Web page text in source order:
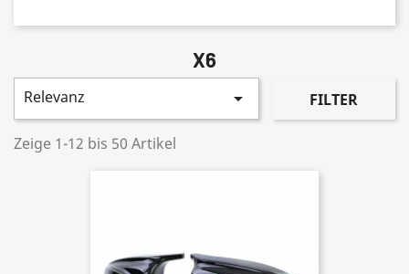
X6
Relevanz  FILTER
Zeige 1-12 bis 50 Artikel